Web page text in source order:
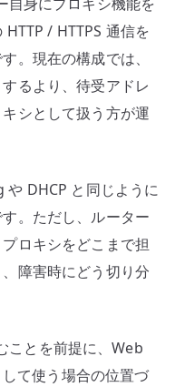
/ HTTPS 通信を
。現在の構成では、
るより、待受アドレ
シとして扱う方が運
DHCP と同じように
。ただし、ルーター
ロキシをどこまで担
障害時にどう切り分
ことを前提に、Web
て使う場合の位置づ